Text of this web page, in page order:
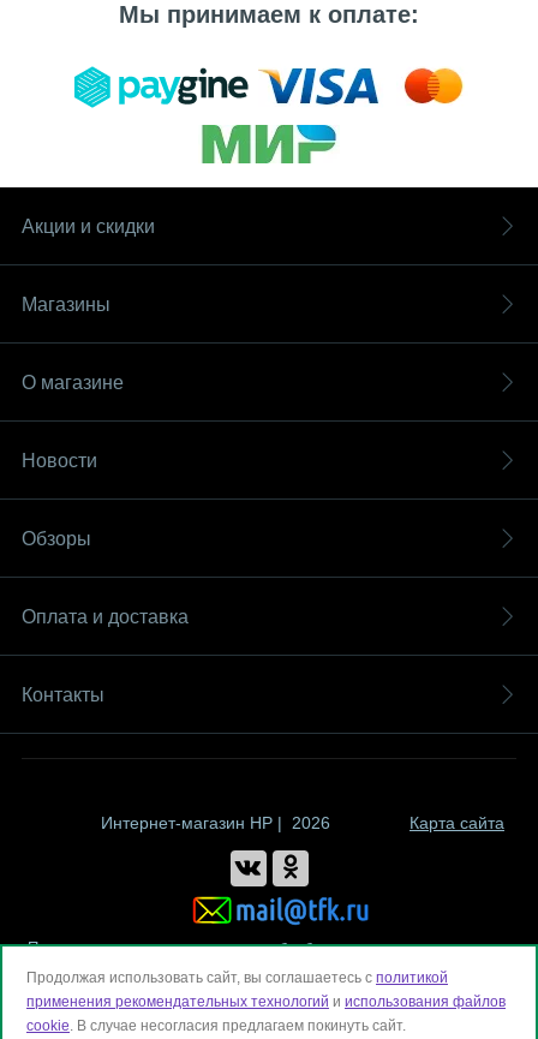
Мы принимаем к оплате:
Акции и скидки
Магазины
О магазине
Новости
Обзоры
Оплата и доставка
Контакты
Интернет-магазин HP | 2026 Карта сайта
Политика компании в отношении обработки персональных данных
Продолжая использовать сайт, вы соглашаетесь с политикой
применения рекомендательных технологий и использования файлов
cookie. В случае несогласия предлагаем покинуть сайт.